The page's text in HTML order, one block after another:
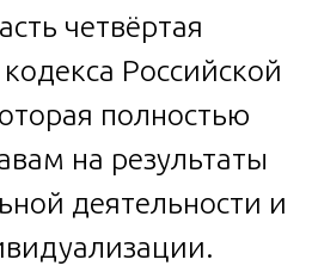
четвёртая
Российской
полностью
на результаты
деятельности и